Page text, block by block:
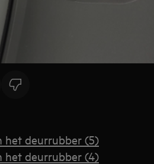
het deurrubber (5)
het deurrubber (4)